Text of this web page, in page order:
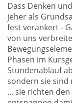
Dass Denken
jeher als
fest verankert -
von uns
Phasen im
Stundenablauf
sondern sie sind
... sie richten